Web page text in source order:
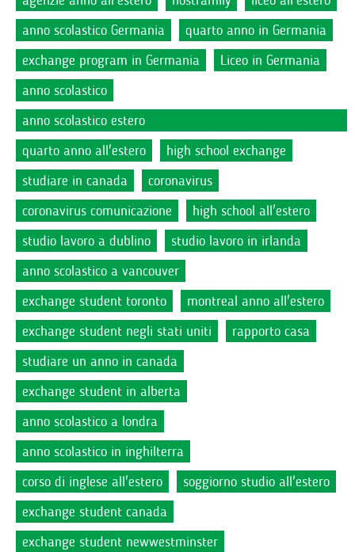
anno scolastico Germania
quarto anno in Germania
exchange program in Germania
Liceo in Germania
anno scolastico
anno scolastico estero
quarto anno all'estero
high school exchange
studiare in canada
coronavirus
coronavirus comunicazione
high school all'estero
studio lavoro a dublino
studio lavoro in irlanda
anno scolastico a vancouver
exchange student toronto
montreal anno all'estero
exchange student negli stati uniti
rapporto casa
studiare un anno in canada
exchange student in alberta
anno scolastico a londra
anno scolastico in inghilterra
corso di inglese all'estero
soggiorno studio all'estero
exchange student canada
exchange student newwestminster